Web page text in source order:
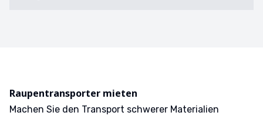
Raupentransporter mieten
Machen Sie den Transport schwerer Materialien